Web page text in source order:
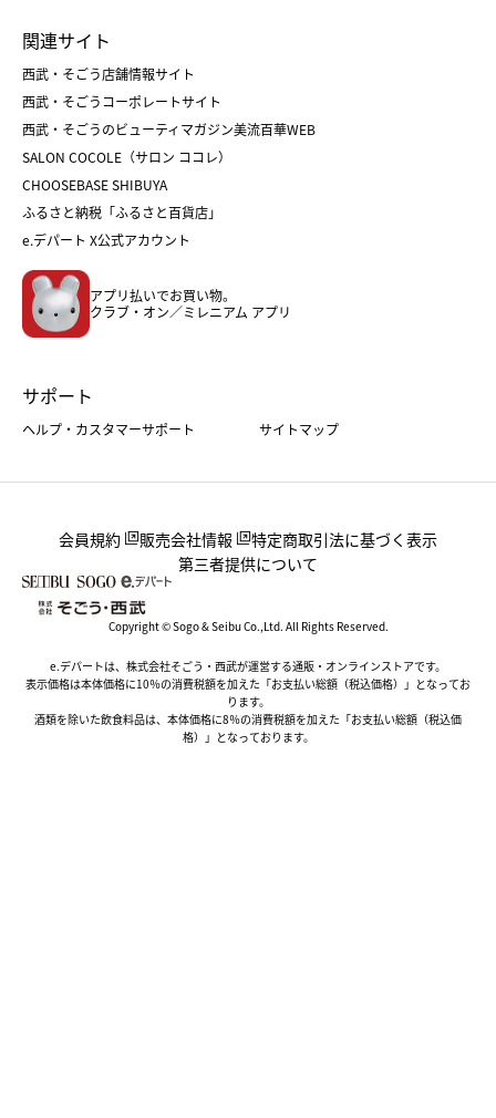
父の日
クリスマスケーキ
ホワイトデー
菓子折り
和菓子
人気のギフト
バレンタイン
ホワイトデー
おせち
フード
ホーム・キッチン＆アート
関連サイト
西武・そごう店舗情報サイト
西武・そごうコーポレートサイト
西武・そごうのビューティマガジン美流百華WEB
SALON COCOLE（サロン ココレ）
CHOOSEBASE SHIBUYA
ふるさと納税「ふるさと百貨店」
e.デパート X公式アカウント
アプリ払いでお買い物。
クラブ・オン／ミレニアム アプリ
サポート
ヘルプ・カスタマーサポート サイトマップ
会員規約 販売会社情報
特定商取引法に基づく表示
第三者提供について
Copyright © Sogo & Seibu Co.,Ltd. All Rights Reserved.
e.デパートは、株式会社そごう・西武が運営する通販・オンラインストアです。
表示価格は本体価格に10％の消費税額を加えた「お支払い総額（税込価格）」となってお
ります。
酒類を除いた飲食料品は、本体価格に8％の消費税額を加えた「お支払い総額（税込価
格）」となっております。